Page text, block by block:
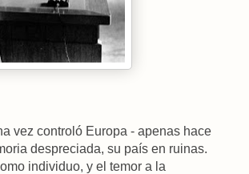
vez controló Europa - apenas hace
despreciada, su país en ruinas.
individuo, y el temor a la